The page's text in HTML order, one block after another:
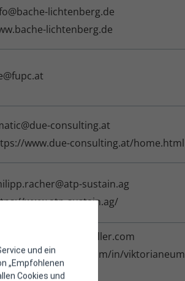
und ein
„Empfohlenen
Cookies und
lichtenberg.de
lichtenberg.de
consulting.at
www.due-consulting.at/home.html
sustain.ag
www.atp-sustain.ag/
www.linkedin.com/in/viktorianeum